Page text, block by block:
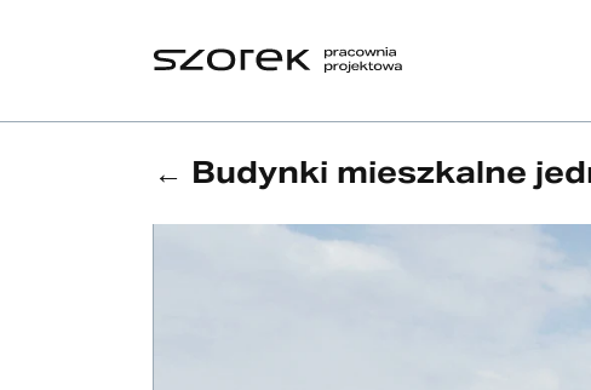
Budynki mieszkalne